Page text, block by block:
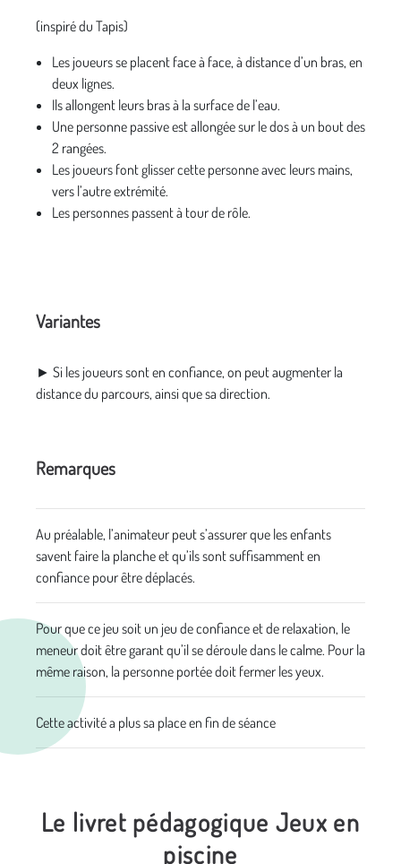
(inspiré du Tapis)
Les joueurs se placent face à face, à distance d’un bras, en
deux lignes.
Ils allongent leurs bras à la surface de l’eau.
Une personne passive est allongée sur le dos à un bout des
2 rangées.
Les joueurs font glisser cette personne avec leurs mains,
vers l’autre extrémité.
Les personnes passent à tour de rôle.
Variantes
► Si les joueurs sont en confiance, on peut augmenter la
distance du parcours, ainsi que sa direction.
Remarques
Au préalable, l’animateur peut s’assurer que les enfants
savent faire la planche et qu’ils sont suffisamment en
confiance pour être déplacés.
Pour que ce jeu soit un jeu de confiance et de relaxation, le
meneur doit être garant qu’il se déroule dans le calme. Pour la
même raison, la personne portée doit fermer les yeux.
Cette activité a plus sa place en fin de séance
Le livret pédagogique Jeux en
piscine